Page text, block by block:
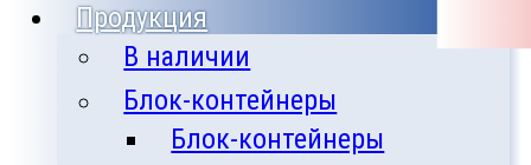
Продукция
В наличии
Блок-контейнеры
Блок-контейнеры